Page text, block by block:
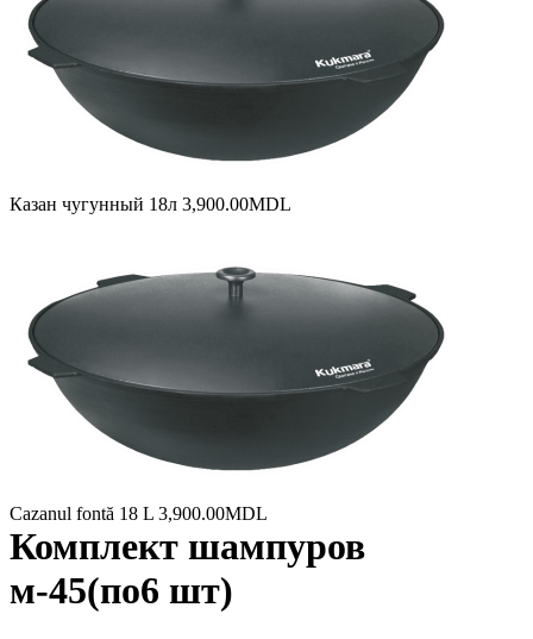
Казан чугунный 18л 3,900.00MDL
Cazanul fontă 18 L 3,900.00MDL
Комплект шампуров
м-45(по6 шт)